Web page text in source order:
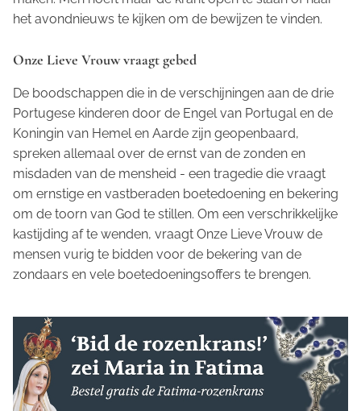
het avondnieuws te kijken om de bewijzen te vinden.
Onze Lieve Vrouw vraagt gebed
De boodschappen die in de verschijningen aan de drie
Portugese kinderen door de Engel van Portugal en de
Koningin van Hemel en Aarde zijn geopenbaard,
spreken allemaal over de ernst van de zonden en
misdaden van de mensheid - een tragedie die vraagt
om ernstige en vastberaden boetedoening en bekering
om de toorn van God te stillen. Om een verschrikkelijke
kastijding af te wenden, vraagt Onze Lieve Vrouw de
mensen vurig te bidden voor de bekering van de
zondaars en vele boetedoeningsoffers te brengen.